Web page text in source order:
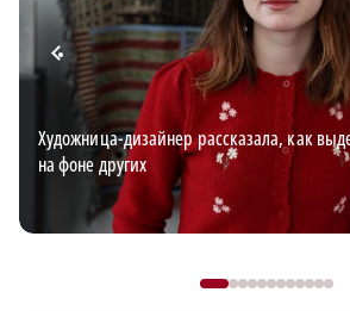
Художница-дизайнер рассказала, как
на фоне других